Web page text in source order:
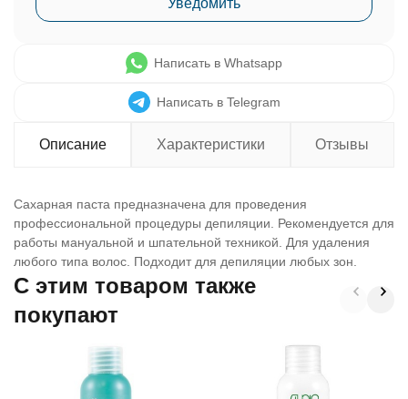
Уведомить
Написать в Whatsapp
Написать в Telegram
Описание Характеристики Отзывы
Сахарная паста предназначена для проведения
профессиональной процедуры депиляции. Рекомендуется для
работы мануальной и шпательной техникой. Для удаления
любого типа волос. Подходит для депиляции любых зон.
C этим товаром также
покупают